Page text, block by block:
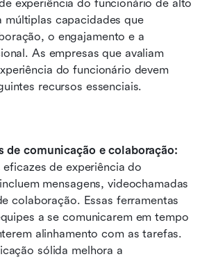
experiência do funcionário de alto
múltiplas capacidades que
o engajamento e a
As empresas que avaliam
do funcionário devem
recursos essenciais.
eficazes de experiência do
mensagens, videochamadas
colaboração. Essas ferramentas
a se comunicarem em tempo
alinhamento com as tarefas.
sólida melhora a